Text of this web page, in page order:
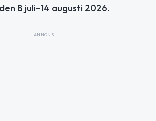
8 juli–14 augusti 2026.
ANNONS